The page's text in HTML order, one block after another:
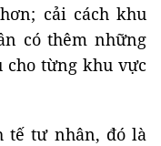
cải cách khu
có thêm những
cho từng khu vực
tế tư nhân, đó là